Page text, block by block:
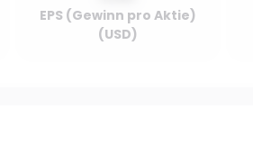
EPS (Gewinn pro Aktie)
(USD)